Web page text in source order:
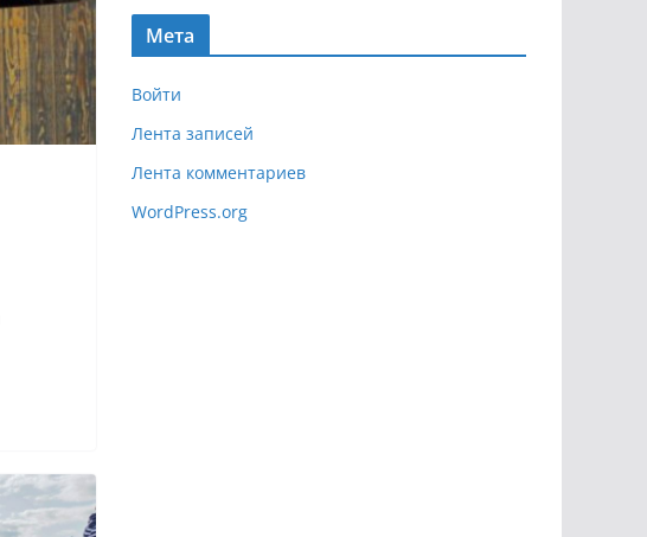
я
х
Мета
Войти
Лента записей
Лента комментариев
WordPress.org